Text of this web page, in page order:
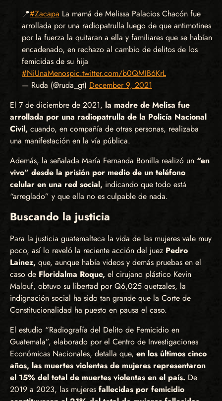
📍#Zacapa La mamá de Melissa Palacios Chacón fue
arrollada por una radiopatrulla luego de que antimotines
por la fuerza la quitaran a ella y familiares que se habían
encadenado, en rechazo al cambio de delitos de los
femicidas de su hija
#NiUnaMenospic.twitter.com/b0QMIB6KrL
— Ruda (@ruda_gt) December 9, 2021
El 7 de diciembre de 2021, la madre de Melisa fue
arrollada por una radiopatrulla de la Policía Nacional
Civil, cuando, en compañía de otras personas, realizaba
una manifestación en la vía pública.
Además, la señalada María Fernanda Bonilla realizó un “en
vivo” desde la prisión por medio de un teléfono
celular en una red social, indicando que todo está
“arreglado” y que ella no es culpable de nada.
Buscando la justicia
Para la justicia guatemalteca la vida de las mujeres vale muy
poco, así lo reveló la reciente acción del juez Pedro
Lainez, que, aunque había videos y demás pruebas en el
caso de Floridalma Roque, el cirujano plástico Kevin
Malouf, obtuvo su libertad por Q6,025 quetzales, la
indignación social ha sido tan grande que la Corte de
Constitucionalidad ha puesto en pausa el caso.
El estudio “Radiografía del Delito de Femicidio en
Guatemala”, elaborado por el Centro de Investigaciones
Económicas Nacionales, detalla que, en los últimos cinco
años, las muertes violentas de mujeres representaron
el 15% del total de muertes violentas en el país. De
2019 a 2023, las mujeres fallecidas por femicidio